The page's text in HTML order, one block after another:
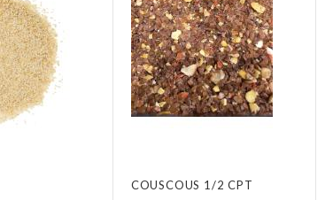
COUSCOUS 1/2 CPT